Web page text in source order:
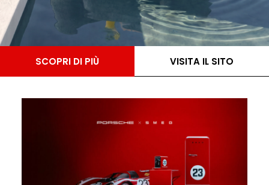
SCOPRI DI PIÙ VISITA IL SITO